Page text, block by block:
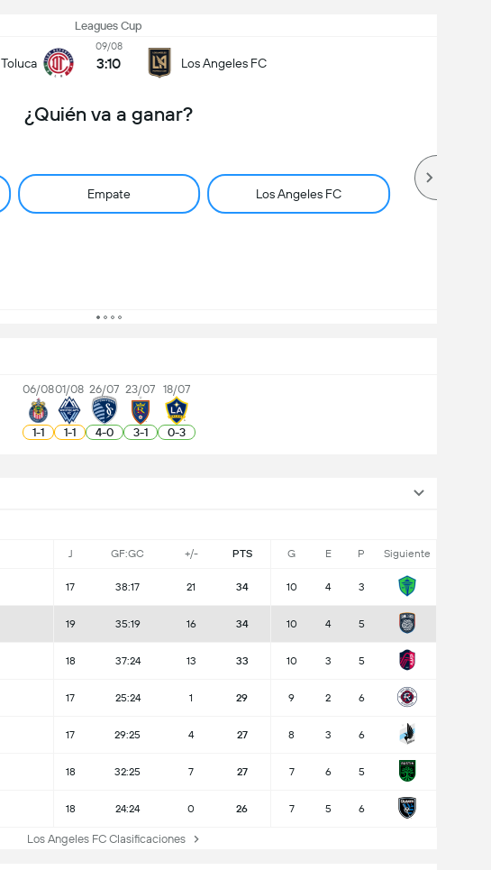
Leagues Cup
Toluca
09/08
3:10 Los Angeles FC
¿Quién va a ganar?
Empate Los Angeles FC
06/08
1-1
01/08
1-1
26/07
4-0
23/07
3-1
18/07
0-3
J GF:GC +/- PTS G E P Siguiente
17 38:17 21 34 10 4 3
19 35:19 16 34 10 4 5
18 37:24 13 33 10 3 5
17 25:24 1 29 9 2 6
17 29:25 4 27 8 3 6
18 32:25 7 27 7 6 5
18 24:24 0 26 7 5 6
Los Angeles FC Clasificaciones